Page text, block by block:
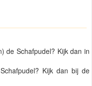
de Schafpudel? Kijk dan in
Kijk dan bij de